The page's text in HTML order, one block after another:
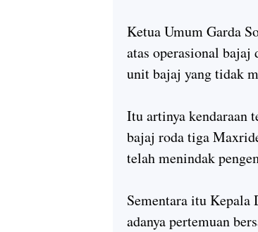
Ketua Umum Garda
atas operasional bajaj
unit bajaj yang tidak
Itu artinya kendaraan
bajaj roda tiga
telah menindak
Sementara itu Kepala
adanya pertemuan